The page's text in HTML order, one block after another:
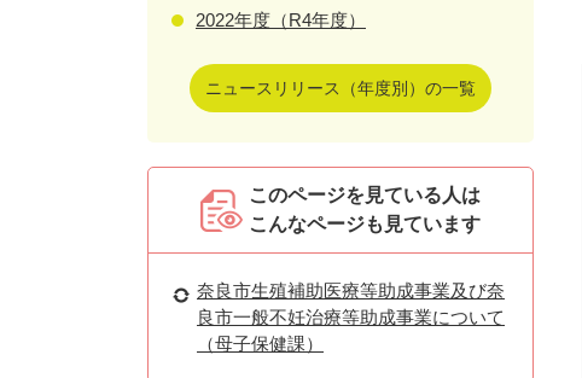
2022年度（R4年度）
ニュースリリース（年度別）の一覧
このページを見ている人は
こんなページも見ています
奈良市生殖補助医療等助成事業及び奈
良市一般不妊治療等助成事業について
（母子保健課）